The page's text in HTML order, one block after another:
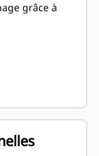
grâce à